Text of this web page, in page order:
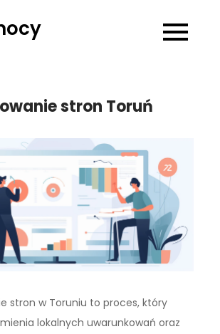
stron Toruń
stron w Toruniu to proces, który
lokalnych uwarunkowań oraz